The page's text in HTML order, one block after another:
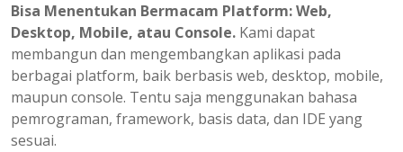
Bisa Menentukan Bermacam Platform: Web,
Desktop, Mobile, atau Console. Kami dapat
membangun dan mengembangkan aplikasi pada
berbagai platform, baik berbasis web, desktop, mobile,
maupun console. Tentu saja menggunakan bahasa
pemrograman, framework, basis data, dan IDE yang
sesuai.